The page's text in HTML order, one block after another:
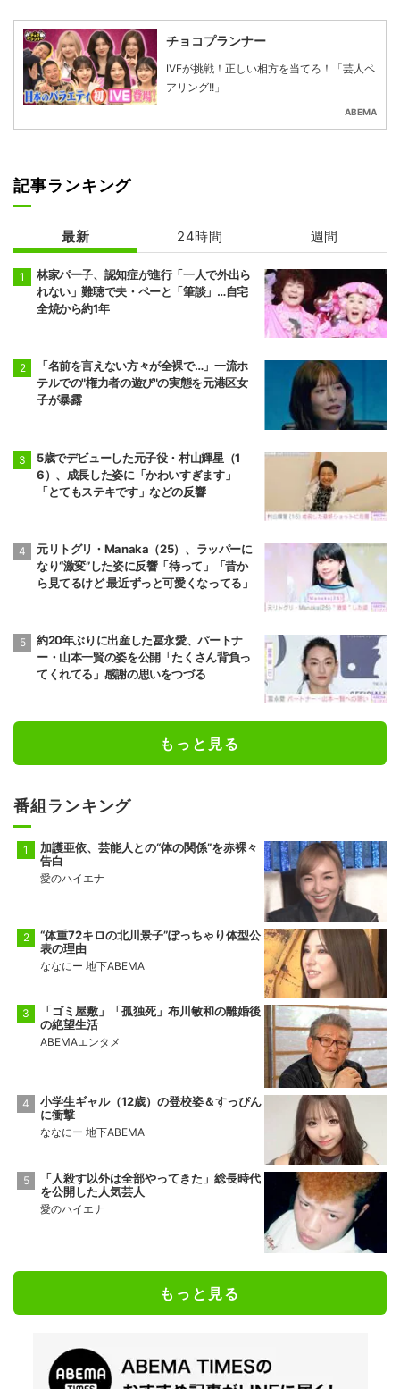
チョコプランナー
IVEが挑戦！正しい相方を当てろ！「芸人ペ
アリング!!」
ABEMA
記事ランキング
最新 24時間 週間
林家パー子、認知症が進行「一人で外出ら
れない」難聴で夫・ペーと「筆談」…自宅
全焼から約1年
「名前を言えない方々が全裸で…」一流ホ
テルでの"権力者の遊び"の実態を元港区女
子が暴露
5歳でデビューした元子役・村山輝星（1
6）、成長した姿に「かわいすぎます」
「とてもステキです」などの反響
元リトグリ・Manaka（25）、ラッパーに
なり“激変”した姿に反響「待って」「昔か
ら見てるけど 最近ずっと可愛くなってる」
約20年ぶりに出産した冨永愛、パートナ
ー・山本一賢の姿を公開「たくさん背負っ
てくれてる」感謝の思いをつづる
もっと見る
番組ランキング
加護亜依、芸能人との“体の関係”を赤裸々
告白
愛のハイエナ
“体重72キロの北川景子”ぽっちゃり体型公
表の理由
ななにー 地下ABEMA
「ゴミ屋敷」「孤独死」布川敏和の離婚後
の絶望生活
ABEMAエンタメ
小学生ギャル（12歳）の登校姿＆すっぴん
に衝撃
ななにー 地下ABEMA
「人殺す以外は全部やってきた」総長時代
を公開した人気芸人
愛のハイエナ
もっと見る